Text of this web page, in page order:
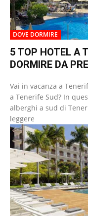
DOVE DORMIRE
5 TOP HOTEL A
DORMIRE DA
Vai in vacanza a
a Tenerife Sud? In
alberghi a sud di
leggere